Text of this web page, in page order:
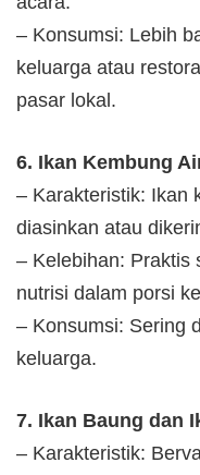
– Konsumsi: Lebih
keluarga atau
pasar lokal.
6. Ikan Kembung
– Karakteristik: Ikan
diasinkan atau
– Kelebihan: Praktis
nutrisi dalam porsi
– Konsumsi: Sering
keluarga.
7. Ikan Baung dan
– Karakteristik: